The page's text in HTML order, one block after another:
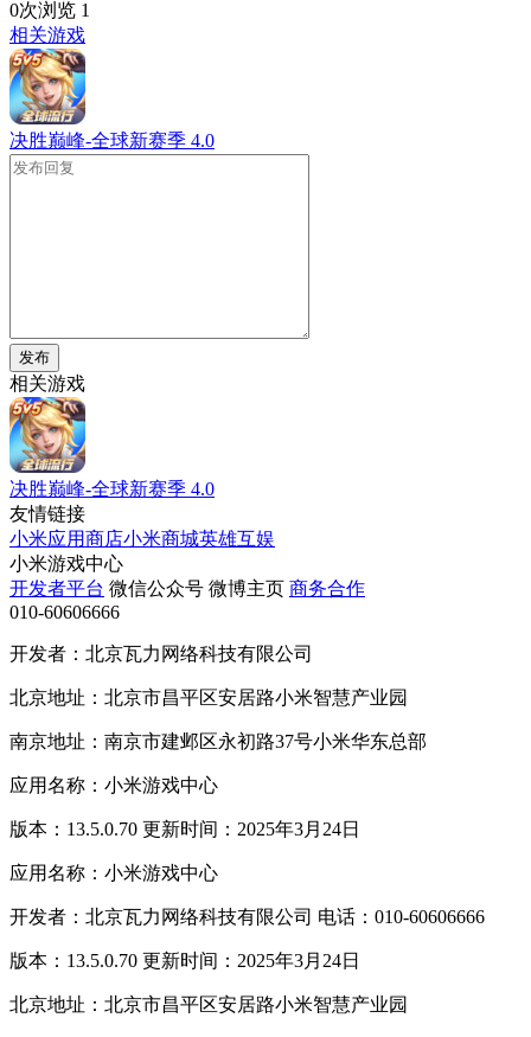
0次浏览 1
相关游戏
决胜巅峰-全球新赛季 4.0
发布
相关游戏
决胜巅峰-全球新赛季 4.0
友情链接
小米应用商店小米商城英雄互娱
小米游戏中心
开发者平台 微信公众号 微博主页 商务合作
010-60606666
开发者：北京瓦力网络科技有限公司
北京地址：北京市昌平区安居路小米智慧产业园
南京地址：南京市建邺区永初路37号小米华东总部
应用名称：小米游戏中心
版本：13.5.0.70 更新时间：2025年3月24日
应用名称：小米游戏中心
开发者：北京瓦力网络科技有限公司 电话：010-60606666
版本：13.5.0.70 更新时间：2025年3月24日
北京地址：北京市昌平区安居路小米智慧产业园